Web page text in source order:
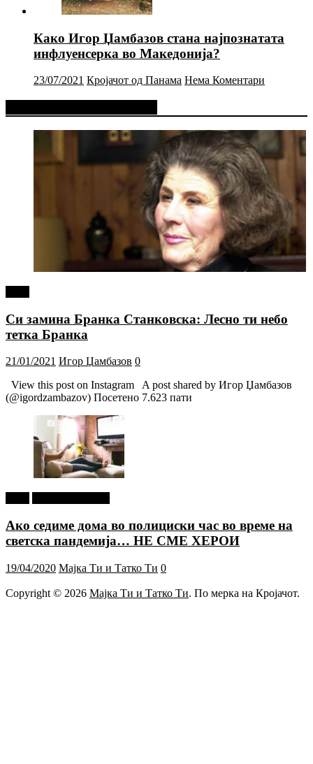
Како Игор Џамбазов стана најпознатата
инфлуенсерка во Македонија?
23/07/2021 Кројачот од Панама Нема Коментари
Си замина Бранка Станковска: Лесно ти небо
тетка Бранка
21/01/2021 Игор Џамбазов 0
View this post on Instagram A post shared by Игор Џамбазов
(@igordzambazov) Посетено 7.623 пати
Ако седиме дома во полициски час во време на
светска пандемија… НЕ СМЕ ХЕРОИ
19/04/2020 Мајка Ти и Татко Ти 0
Copyright © 2026 Мајка Ти и Татко Ти. По мерка на Кројачот.